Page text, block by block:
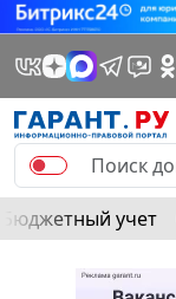
Бюджетный учет